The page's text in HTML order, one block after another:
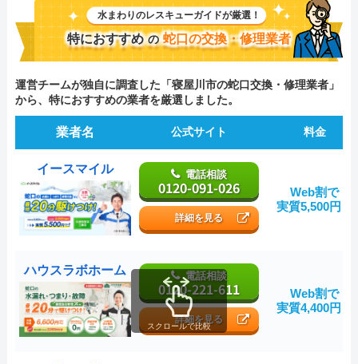
ブルを解決。多くのお客様に信頼される「水道水
栓」のスペシャリスト。
水まわりのレスキューガイドが厳選！
特におすすめ の 蛇口の交換・修理業者
運営チームが独自に調査した「寝屋川市の蛇口交換・修理業者」
から、特におすすめの業者を厳選しました。
業者名 公式サイト 料金
イースマイル 電話相談
0120-091-026
詳細を見る
Web割で
実質5,500円～
ハウスラボホーム 電話相談
0120-221-611
詳細を見る
Web割で
実質4,400円～
スクロールで比較